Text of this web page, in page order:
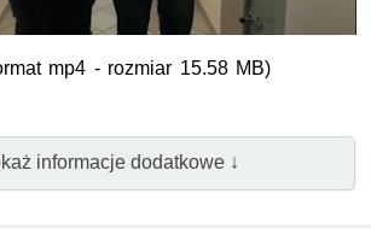
mp4 - rozmiar 15.58 MB)
informacje dodatkowe ↓